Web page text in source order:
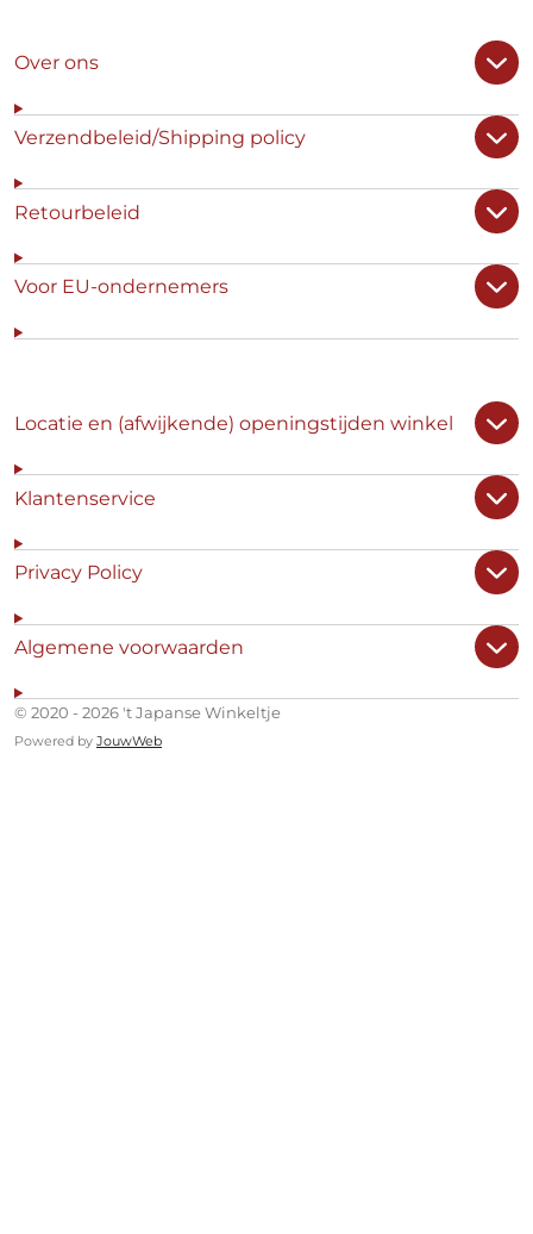
Over ons
Verzendbeleid/Shipping policy
Retourbeleid
Voor EU-ondernemers
Locatie en (afwijkende) openingstijden winkel
Klantenservice
Privacy Policy
Algemene voorwaarden
© 2020 - 2026 't Japanse Winkeltje
Powered by JouwWeb